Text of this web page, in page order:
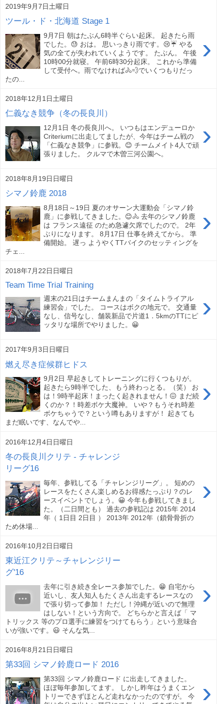
2019年9月7日土曜日
ツール・ド・北海道 Stage 1
›
9月7日 朝はたぶん6時半ぐらい起床。 起きたら雨
でした。😓 おは。 思いっきり雨です。😢☔ やる
気の全てが失われていくようです。 たぶん。 午後
10時00分就寝。 午前6時30分起床。 これから準備
して受付へ。雨でなければ🚴💨でいくつもりだっ
たの...
2018年12月1日土曜日
仁義なき競争（冬の長良川）
›
12月1日 冬の長良川へ。 いつもはエンデューロか
Criteriumに出走してましたが、今年はチーム戦の
「仁義なき競争」に参戦。😊 チームメイト4人で頑
張りました。 クルマで木曽三河公園へ。
2018年8月19日日曜日
シマノ鈴鹿 2018
›
8月18日～19日 夏のオサーン大運動会「シマノ鈴
鹿」に参戦してきました。😊🚴 去年のシマノ鈴鹿
は フランス遠征 のため急遽欠席でしたので。 2年
ぶりになります。 8月17日 仕事を終えてから。 準
備開始。 遅っ ようやくTTバイクのセッティングを
チェ...
2018年7月22日日曜日
Team Time Trial Training
›
週末の21日はチームまんまの「タイムトライアル
練習会」でした。 コースはボクの地元で。 交通量
なし、信号なし、舗装新品で片道1．5kmのTTにピ
ッタリな場所でやりました。😀
2017年9月3日日曜日
燃え尽き症候群ヒドス
›
9月2日 早起きしてトレーニングに行くつもりが。
起きたら9時半でした、もう終わっとる。（笑） お
は！9時半起床！まったく起きれません！😖 まだ続
くのか？！時差ボケ大魔神。 いや？もうそれ時差
ボケちゃうで？という噂もありますが！ 起きても
まだ眠いです、なんでや...
2016年12月4日日曜日
冬の長良川クリテ - チャレンジ
リーグ16
›
毎年、参戦してる「チャレンジリーグ」。 短めの
レースをたくさん楽しめるお得感たっぷり？のレ
ースイベントでしょう。😀 今年も参戦してきまし
た。（二日間とも） 過去の参戦記は 2015年 2014
年（ 1日目 2日目 ） 2013年 2012年（鎖骨骨折の
ため休場...
2016年10月2日日曜日
東近江クリテ～チャレンジリー
グ'16
›
去年に引き続き全レース参加でした。😁 自宅から
近いし、友人知人もたくさん出走するレースなの
で張り切って参加！ ただし！沖縄が近いので無理
はしない！という方向で。 どちらかと言えば「 マ
トリックス 等のプロ選手に練習をつけてもらう」という意味合
いが強いです。😃 そんな気...
2016年8月21日日曜日
第33回 シマノ鈴鹿ロード 2016
›
第33回 シマノ鈴鹿ロード に出走してきました。
ほぼ毎年参加してます。 しかし昨年はうまくエン
トリーできずほとんど走れなかったのですが。 今